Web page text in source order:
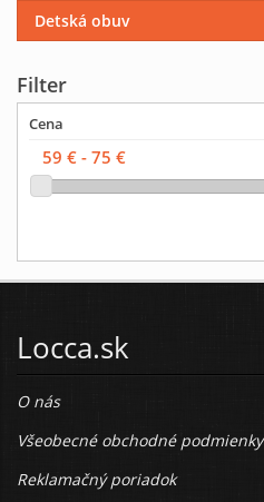
Detská obuv
Filter
Cena
Locca.sk
O nás
Všeobecné obchodné podmienky
Reklamačný poriadok